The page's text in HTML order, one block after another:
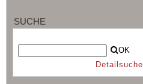
SUCHE
OK
Detailsuche